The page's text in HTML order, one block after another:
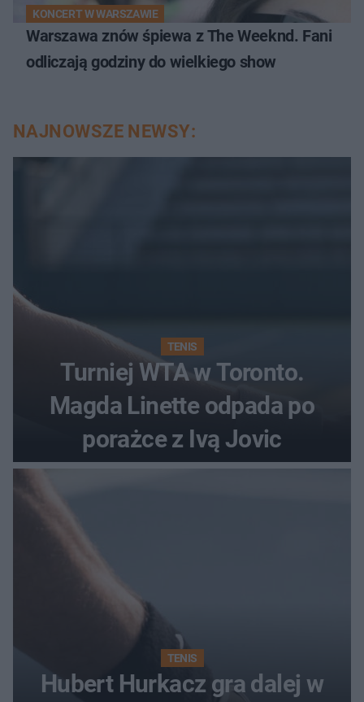
KONCERT W WARSZAWIE
Warszawa znów śpiewa z The Weeknd. Fani
odliczają godziny do wielkiego show
NAJNOWSZE NEWSY:
TENIS
Turniej WTA w Toronto.
Magda Linette odpada po
porażce z Ivą Jovic
TENIS
Hubert Hurkacz gra dalej w